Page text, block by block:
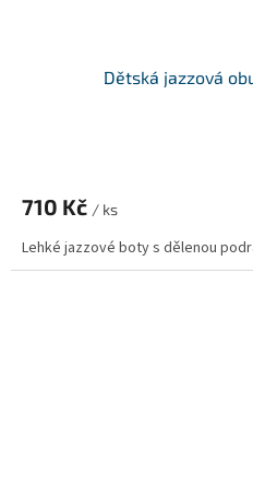
Dětská jazzová
710 Kč / ks
Lehké jazzové boty s dělenou